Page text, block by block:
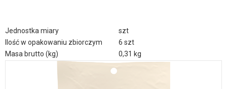
Jednostka miary
szt
Ilość w opakowaniu zbiorczym
6 szt
Masa brutto (kg)
0,31 kg